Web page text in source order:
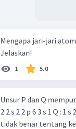
Mengapa jari-jari
Jelaskan!
1 5.0
Unsur P dan Q
2 2 s 2 2 p 6 3 s 1 Q : 1 s 2 2 s 2 2 p 6 3 s 2 3 p 5 Pernyataan berikut yang
tidak benar tentang